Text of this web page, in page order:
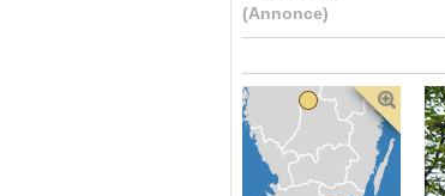
(Annonce)